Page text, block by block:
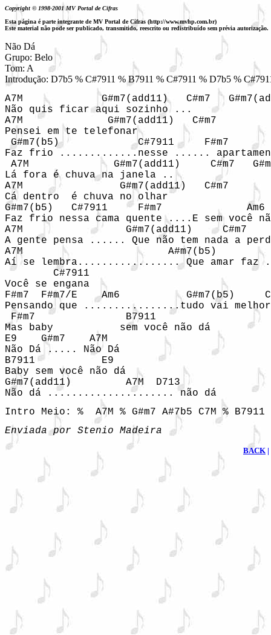
Copyright © 1998-2001 MV Portal de Cifras
Esta página é parte integrante de MV Portal de Cifras (http://www.mvhp.com.br)
Este material não pode ser publicado, transmitido, reescrito ou redistribuído sem prévia autorização.
Não Dá
Grupo: Belo
Tom: A
Introdução: D7b5 % C#7911 % B7911 % C#7911 % D7b5 %
A7M             G#m7(add11)   C#m7
Não quis ficar aqui sozinho ...
A7M              G#m7(add11)   C#m7
Pensei em te telefonar
G#m7(b5)             C#7911     F#m7
Faz frio .............nesse ......
A7M              G#m7(add11)     C#m7
Lá fora é chuva na janela ..
A7M                G#m7(add11)   C#m7
Cá dentro  é chuva no olhar
G#m7(b5)   C#7911     F#m7
Faz frio nessa cama quente ....E sem você
A7M                 G#m7(add11)
A gente pensa ...... Que não tem nada a
A7M                        A#m7(b5)
Aí se lembra................. Que amar faz
        C#7911
Você se engana
F#m7  F#m7/E    Am6           G#m7(b5)
Pensando que ................tudo vai
F#m7               B7911
Mas baby           sem você não dá
E9    G#m7    A7M
Não Dá ..... Não Dá
B7911           E9
Baby sem você não dá
G#m7(add11)         A7M  D713
Não dá ..................... não dá
Intro Meio: %  A7M % G#m7 A#7b5 C7M % B7911
Enviada por Stenio Madeira
BACK |